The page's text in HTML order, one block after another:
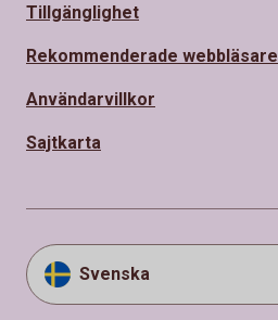
Tillgänglighet
Rekommenderade webbläsare
Användarvillkor
Sajtkarta
Svenska